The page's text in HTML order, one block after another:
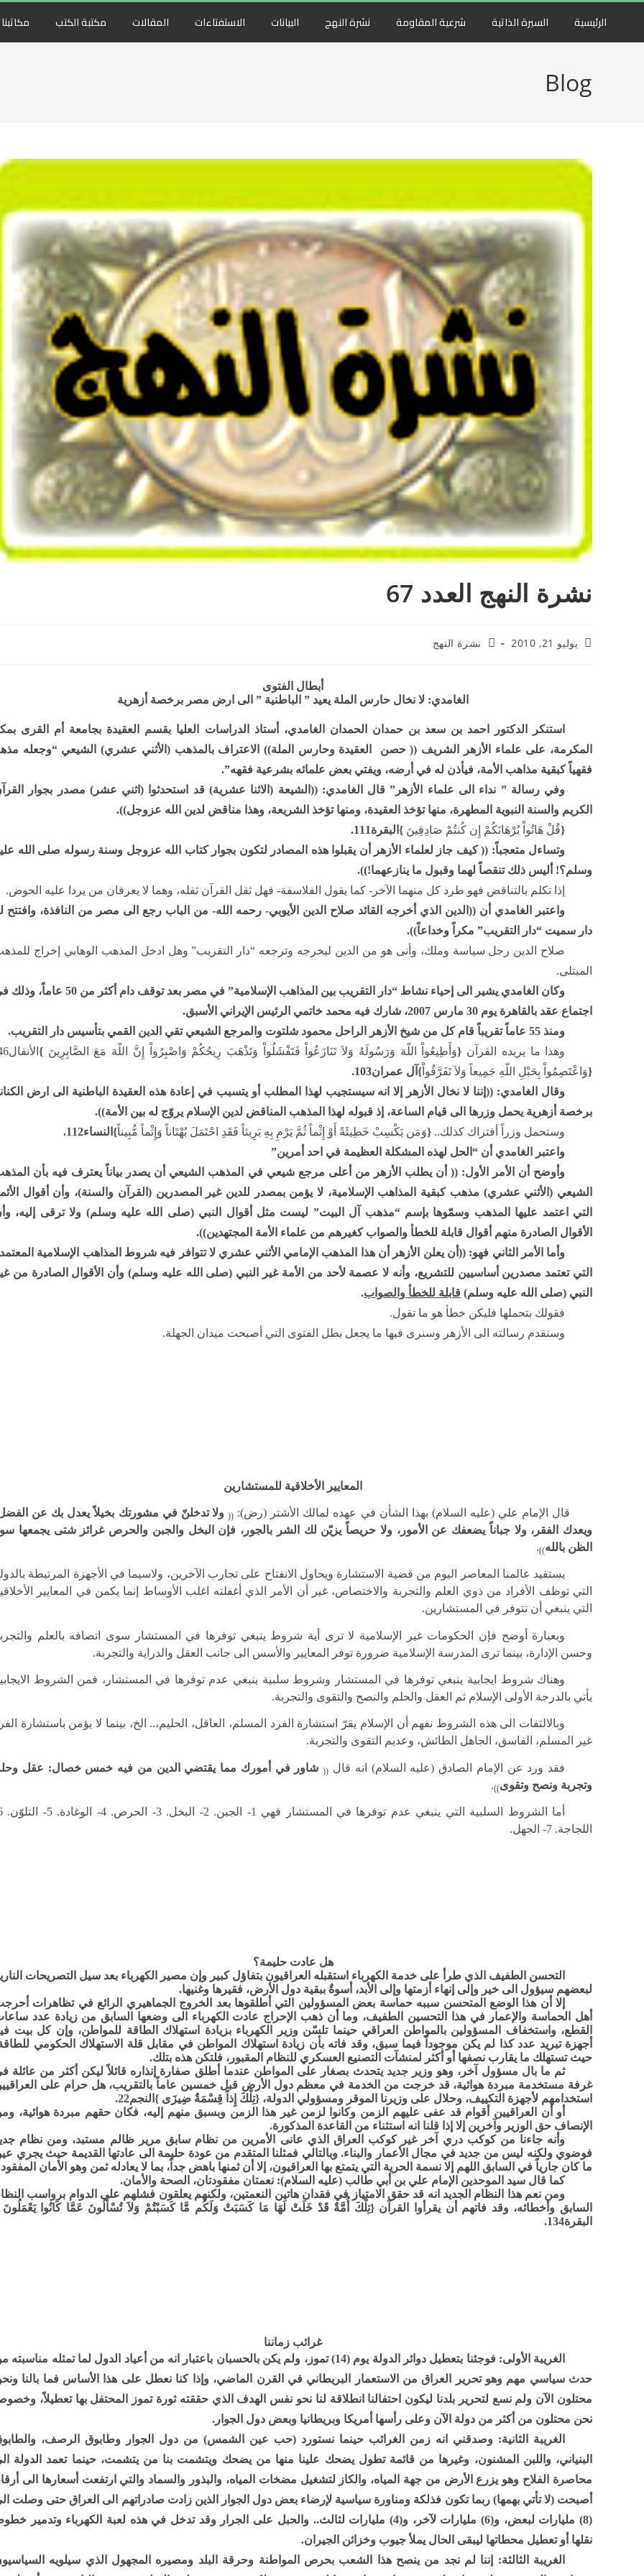
الرئيسية السيرة الذاتية شرعية المقاومة نشرة النهج البيانات الاستفتاءات المقالات مكتبة الكتب مكاتبنا
Blog
نشرة النهج العدد 67
يوليو 21, 2010 نشرة النهج
أبطال الفتوى
الغامدي: لا نخال حارس الملة يعيد ” الباطنية ” الى ارض مصر برخصة أزهرية
استنكر الدكتور احمد بن سعد بن حمدان الحمدان الغامدي، أستاذ الدراسات العليا بقسم العقيدة بجامعة أم القرى
المكرمة، على علماء الأزهر الشريف (( حصن
العقيدة وحارس الملة)) الاعتراف بالمذهب (الأثني عشري) الشيعي “وجعله
فقهياً كبقية مذاهب الأمة، فيأذن له في أرضه، ويفتي بعض علمائه بشرعية فقهه”.
وفي رسالة ” نداء الى علماء الأزهر” قال الغامدي: ((الشيعة (الاثنا عشرية) قد استحدثوا (اثني عشر) مصدر بجوار
الكريم والسنة النبوية المطهرة، منها تؤخذ العقيدة، ومنها تؤخذ الشريعة، وهذا مناقض لدين الله عزوجل)).
{قُلْ هَاتُواْ بُرْهَانَكُمْ إِن كُنتُمْ صَادِقِينَ }البقرة111.
وتساءل متعجباً: (( كيف جاز لعلماء الأزهر أن يقبلوا هذه المصادر لتكون بجوار كتاب الله عزوجل وسنة رسوله صلى الله
وسلم؟! أليس ذلك تنقصاً لهما وقبول ما ينازعهما!)).
إذا تكلم بالتناقض فهو طرد كل منهما الآخر- كما يقول الفلاسفة- فهل ثقل القرآن ثقله، وهما لا يعرفان من يردا عليه الحوض.
واعتبر الغامدي أن ((الدين الذي أخرجه القائد صلاح الدين الأيوبي- رحمه الله- من الباب رجع الى مصر من النافذة، وافتتح
دار سميت “دار التقريب” مكراً وخداعاً)).
صلاح الدين رجل سياسة وملك، وأنى هو من الدين ليخرجه وترجعه “دار التقريب” وهل ادخل المذهب الوهابي إخراج
المبتلى.
وكان الغامدي يشير الى إحياء نشاط “دار التقريب بين المذاهب الإسلامية” في مصر بعد توقف دام أكثر من 50
اجتماع عقد بالقاهرة يوم 30 مارس 2007، شارك فيه محمد خاتمي الرئيس الإيراني الأسبق.
ومنذ 55 عاماً تقريباً قام كل من شيخ الأزهر الراحل محمود شلتوت والمرجع الشيعي تقي الدين القمي بتأسيس دار التقريب.
وهذا ما يريده القرآن {وَأَطِيعُواْ اللّهَ وَرَسُولَهُ وَلاَ تَنَازَعُواْ فَتَفْشَلُواْ وَتَذْهَبَ رِيحُكُمْ وَاصْبِرُواْ إِنَّ اللّهَ مَعَ الصَّابِرِينَ } الأنفال46،
{وَاعْتَصِمُواْ بِحَبْلِ اللّهِ جَمِيعاً وَلاَ تَفَرَّقُواْ }آل عمران103.
وقال الغامدي: ((إننا لا نخال الأزهر إلا انه سيستجيب لهذا المطلب أو يتسبب في إعادة هذه العقيدة الباطنية الى ارض
برخصة أزهرية يحمل وزرها الى قيام الساعة، إذ قبوله لهذا المذهب المناقض لدين الإسلام يروّج له بين الأمة)).
وستحمل وزراً أفتراك كذلك.. {وَمَن يَكْسِبْ خَطِيئَةً أَوْ إِثْماً ثُمَّ يَرْمِ بِهِ بَرِيئاً فَقَدِ احْتَمَلَ بُهْتَاناً وَإِثْماً مُّبِيناً}النساء112.
واعتبر الغامدي أن “الحل لهذه المشكلة العظيمة في احد أمرين”
وأوضح أن الأمر الأول: (( أن يطلب الأزهر من أعلى مرجع شيعي في المذهب الشيعي أن يصدر بياناً يعترف فيه بأن
الشيعي (الأثني عشري) مذهب كبقية المذاهب الإسلامية، لا يؤمن بمصدر للدين غير المصدرين (القرآن والسنة)، وأن أقوال
التي اعتمد عليها المذهب وسمّوها بإسم “مذهب آل البيت” ليست مثل أقوال النبي (صلى الله عليه وسلم) ولا ترقى إليه،
الأقوال الصادرة منهم أقوال قابلة للخطأ والصواب كغيرهم من علماء الأمة المجتهدين)).
وأما الأمر الثاني فهو: ((أن يعلن الأزهر أن هذا المذهب الإمامي الأثني عشري لا تتوافر فيه شروط المذاهب الإسلامية
التي تعتمد مصدرين أساسيين للتشريع، وأنه لا عصمة لأحد من الأمة غير النبي (صلى الله عليه وسلم) وأن الأقوال الصادرة من
النبي (صلى الله عليه وسلم) قابلة للخطأ والصواب.
فقولك بتحملها فليكن خطأ هو ما تقول.
وسنقدم رسالته الى الأزهر وسنرى فيها ما يجعل بطل الفتوى التي أصبحت ميدان الجهلة.
المعايير الأخلاقية للمستشارين
قال الإمام علي (عليه السلام) بهذا الشأن في عهده لمالك الأشتر (رض):(( ولا تدخلنّ في مشورتك بخيلاً يعدل بك عن
ويعدك الفقر، ولا جباناً يضعفك عن الأمور، ولا حريصاً يزيّن لك الشر بالجور، فإن البخل والجبن والحرص غرائز شتى يجمعها
الظن بالله))
.
يستفيد عالمنا المعاصر اليوم من قضية الاستشارة ويحاول الانفتاح على تجارب الآخرين، ولاسيما في الأجهزة المرتبطة
التي توظف الأفراد من ذوي العلم والتجربة والاختصاص، غير أن الأمر الذي أغفلته اغلب الأوساط إنما يكمن في المعايير
التي ينبغي أن تتوفر في المستشارين.
وبعبارة أوضح فإن الحكومات غير الإسلامية لا ترى أية شروط ينبغي توفرها في المستشار سوى اتصافه بالعلم
وحسن الإدارة، بينما ترى المدرسة الإسلامية ضرورة توفر المعايير والأسس الى جانب العقل والدراية والتجربة.
وهناك شروط ايجابية ينبغي توفرها في المستشار وشروط سلبية ينبغي عدم توفرها في المستشار، فمن الشروط
يأتي بالدرجة الأولى الإسلام ثم العقل والحلم والنصح والتقوى والتجربة.
وبالالتفات الى هذه الشروط نفهم أن الإسلام يقرّ استشارة الفرد المسلم، العاقل، الحليم،.. الخ، بينما لا يؤمن باستشارة
غير المسلم، الفاسق، الجاهل الطائش، وعديم التقوى والتجربة.
فقد ورد عن الإمام الصادق (عليه السلام) انه قال (( شاور في أمورك مما يقتضي الدين من فيه خمس خصال: عقل
وتجربة ونصح وتقوى))
.
اللجاجة. 7- الجهل.
هل عادت حليمة؟
التحسن الطفيف الذي طرأ على خدمة الكهرباء استقبله العراقيون بتفاؤل كبير وإن مصير الكهرباء بعد سيل التصريحات
لبعضهم سيؤول الى خير وإلى إنهاء أزمتها وإلى الأبد، أسوةٌ ببقية دول الأرض، فقيرها وغنيها.
إلا أن هذا الوضع المتحسن سببه حماسة بعض المسؤولين التي أطلقوها بعد الخروج الجماهيري الرائع في تظاهرات
أهل الحماسة والإعمار في هذا التحسين الطفيف، وما أن ذهب الإحراج عادت الكهرباء الى وضعها السابق من زيادة عدد
القطع، واستخفاف المسؤولين بالمواطن العراقي حينما تلسّن وزير الكهرباء بزيادة استهلاك الطاقة للمواطن، وإن كل بيت
أجهزة تبريد عدد كذا لم يكن موجوداً فيما سبق، وقد فاته بأن زيادة استهلاك المواطن في مقابل قلة الاستهلاك الحكومي
حيث تستهلك ما يقارب نصفها أو أكثر لمنشآت التصنيع العسكري للنظام المقبور، فلتكن هذه بتلك.
ثم ما بال مسؤول آخر، وهو وزير جديد يتحدث بصغار على المواطن عندما أطلق صفارة إنذاره قائلاً ليكن أكثر من عائلة
غرفة مستخدمة مبردة هوائية، قد خرجت من الخدمة في معظم دول الأرض قبل خمسين عاماً بالتقريب، هل حرام على
استخدامهم لأجهزة التكييف، وحلال على وزيرنا الموقر ومسؤولي الدولة، {تِلْكَ إِذاً قِسْمَةٌ ضِيزَى }النجم22.
أو أن العراقيين أقوام قد عفى عليهم الزمن وكانوا لزمن غير هذا الزمن وبسبق منهم إليه، فكان حقهم مبردة هوائية،
الإنصاف حق الوزير وآخرين إلا إذا قلنا انه استثناء من القاعدة المذكورة.
وأنه جاءنا من كوكب دري آخر غير كوكب العراق الذي عانى الأمرين من نظام سابق مرير ظالم مستبد، ومن نظام
فوضوي ولكنه ليس من جديد في مجال الأعمار والبناء. وبالتالي فمثلنا المتقدم من عودة حليمة الى عادتها القديمة حيث يجري
ما كان جارياً في السابق اللهم إلا نسمة الحرية التي يتمتع بها العراقيون، إلا أن ثمنها باهض جداً، بما لا يعادله ثمن وهو الأمان
كما قال سيد الموحدين الإمام علي بن أبي طالب (عليه السلام): نعمتان مفقودتان، الصحة والأمان.
ومن نعم هذا النظام الجديد انه قد حقق الامتياز في فقدان هاتين النعمتين، ولكنهم يعلقون فشلهم على الدوام برواسب
السابق وأخطائه، وقد فاتهم أن يقرأوا القرآن {تِلْكَ أُمَّةٌ قَدْ خَلَتْ لَهَا مَا كَسَبَتْ وَلَكُم مَّا كَسَبْتُمْ وَلاَ تُسْأَلُونَ عَمَّا كَانُوا
البقرة134.
غرائب زماننا
الغريبة الأولى: فوجئنا بتعطيل دوائر الدولة يوم (14) تموز، ولم يكن بالحسبان باعتبار انه من أعياد الدول لما تمثله مناسبته
حدث سياسي مهم وهو تحرير العراق من الاستعمار البريطاني في القرن الماضي، وإذا كنا نعطل على هذا الأساس فما بالنا
محتلون الآن ولم نسع لتحرير بلدنا ليكون احتفالنا انطلاقة لنا نحو نفس الهدف الذي حققته ثورة تموز المحتفل بها تعطيلاً،
نحن محتلون من أكثر من دولة الآن وعلى رأسها أمريكا وبريطانيا وبعض دول الجوار.
الغريبة الثانية: وصدقني انه زمن الغرائب حينما نستورد (حب عين الشمس) من دول الجوار وطابوق الرصف،
البنياني، واللبن المشنون، وغيرها من قائمة تطول يضحك علينا منها من يضحك ويتشمت بنا من يتشمت، حينما تعمد الدولة
محاصرة الفلاح وهو يزرع الأرض من جهة المياه، والكاز لتشغيل مضخات المياه، والبذور والسماد والتي ارتفعت أسعارها الى
أصبحت (لا تأتي بهمها) ربما تكون فذلكة ومناورة سياسية لإرضاء بعض دول الجوار الذين زادت صادراتهم الى العراق حتى وصلت
(8) مليارات لبعض، و(6) مليارات لآخر، و(4) مليارات لثالث.. والحبل على الجرار وقد تدخل في هذه لعبة الكهرباء وتدمير
نقلها أو تعطيل محطاتها ليبقى الحال يملأ جيوب وخزائن الجيران.
الغريبة الثالثة: إننا لم نجد من ينصح هذا الشعب بحرص المواطنة وحرقة البلد ومصيره المجهول الذي سيلويه